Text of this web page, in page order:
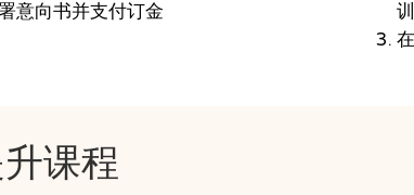
意向书并支付订金
训
课程